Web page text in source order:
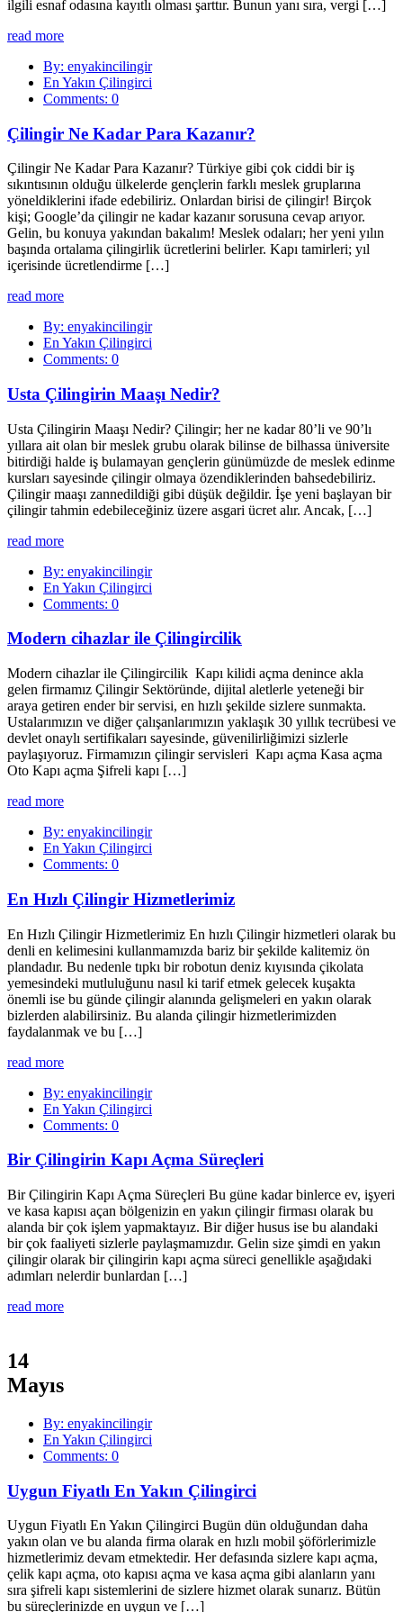
ilgili esnaf odasına kayıtlı olması şarttır. Bunun yanı sıra, vergi […]
read more
By: enyakincilingir
En Yakın Çilingirci
Comments: 0
Çilingir Ne Kadar Para Kazanır?
Çilingir Ne Kadar Para Kazanır? Türkiye gibi çok ciddi bir iş
sıkıntısının olduğu ülkelerde gençlerin farklı meslek gruplarına
yöneldiklerini ifade edebiliriz. Onlardan birisi de çilingir! Birçok
kişi; Google’da çilingir ne kadar kazanır sorusuna cevap arıyor.
Gelin, bu konuya yakından bakalım! Meslek odaları; her yeni yılın
başında ortalama çilingirlik ücretlerini belirler. Kapı tamirleri; yıl
içerisinde ücretlendirme […]
read more
By: enyakincilingir
En Yakın Çilingirci
Comments: 0
Usta Çilingirin Maaşı Nedir?
Usta Çilingirin Maaşı Nedir? Çilingir; her ne kadar 80’li ve 90’lı
yıllara ait olan bir meslek grubu olarak bilinse de bilhassa üniversite
bitirdiği halde iş bulamayan gençlerin günümüzde de meslek edinme
kursları sayesinde çilingir olmaya özendiklerinden bahsedebiliriz.
Çilingir maaşı zannedildiği gibi düşük değildir. İşe yeni başlayan bir
çilingir tahmin edebileceğiniz üzere asgari ücret alır. Ancak, […]
read more
By: enyakincilingir
En Yakın Çilingirci
Comments: 0
Modern cihazlar ile Çilingircilik
Modern cihazlar ile Çilingircilik Kapı kilidi açma denince akla
gelen firmamız Çilingir Sektöründe, dijital aletlerle yeteneği bir
araya getiren ender bir servisi, en hızlı şekilde sizlere sunmakta.
Ustalarımızın ve diğer çalışanlarımızın yaklaşık 30 yıllık tecrübesi ve
devlet onaylı sertifikaları sayesinde, güvenilirliğimizi sizlerle
paylaşıyoruz. Firmamızın çilingir servisleri Kapı açma Kasa açma
Oto Kapı açma Şifreli kapı […]
read more
By: enyakincilingir
En Yakın Çilingirci
Comments: 0
En Hızlı Çilingir Hizmetlerimiz
En Hızlı Çilingir Hizmetlerimiz En hızlı Çilingir hizmetleri olarak bu
denli en kelimesini kullanmamızda bariz bir şekilde kalitemiz ön
plandadır. Bu nedenle tıpkı bir robotun deniz kıyısında çikolata
yemesindeki mutluluğunu nasıl ki tarif etmek gelecek kuşakta
önemli ise bu günde çilingir alanında gelişmeleri en yakın olarak
bizlerden alabilirsiniz. Bu alanda çilingir hizmetlerimizden
faydalanmak ve bu […]
read more
By: enyakincilingir
En Yakın Çilingirci
Comments: 0
Bir Çilingirin Kapı Açma Süreçleri
Bir Çilingirin Kapı Açma Süreçleri Bu güne kadar binlerce ev, işyeri
ve kasa kapısı açan bölgenizin en yakın çilingir firması olarak bu
alanda bir çok işlem yapmaktayız. Bir diğer husus ise bu alandaki
bir çok faaliyeti sizlerle paylaşmamızdır. Gelin size şimdi en yakın
çilingir olarak bir çilingirin kapı açma süreci genellikle aşağıdaki
adımları nelerdir bunlardan […]
read more
14
Mayıs
By: enyakincilingir
En Yakın Çilingirci
Comments: 0
Uygun Fiyatlı En Yakın Çilingirci
Uygun Fiyatlı En Yakın Çilingirci Bugün dün olduğundan daha
yakın olan ve bu alanda firma olarak en hızlı mobil şöförlerimizle
hizmetlerimiz devam etmektedir. Her defasında sizlere kapı açma,
çelik kapı açma, oto kapısı açma ve kasa açma gibi alanların yanı
sıra şifreli kapı sistemlerini de sizlere hizmet olarak sunarız. Bütün
bu süreçlerinizde en uygun ve […]